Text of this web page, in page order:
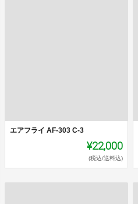
エアフライ AF-303 C-3
¥22,000
(税込/送料込)